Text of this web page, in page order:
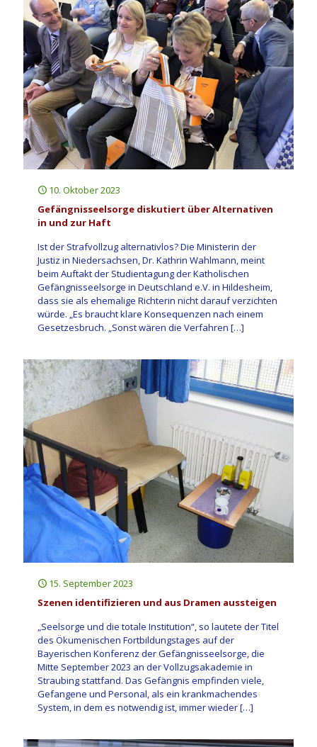
10. Oktober 2023
Gefängnisseelsorge diskutiert über Alternativen
in und zur Haft
Ist der Strafvollzug alternativlos? Die Ministerin der
Justiz in Niedersachsen, Dr. Kathrin Wahlmann, meint
beim Auftakt der Studientagung der Katholischen
Gefängnisseelsorge in Deutschland e.V. in Hildesheim,
dass sie als ehemalige Richterin nicht darauf verzichten
würde. „Es braucht klare Konsequenzen nach einem
Gesetzesbruch. „Sonst wären die Verfahren […]
15. September 2023
Szenen identifizieren und aus Dramen aussteigen
„Seelsorge und die totale Institution“, so lautete der Titel
des Ökumenischen Fortbildungstages auf der
Bayerischen Konferenz der Gefängnisseelsorge, die
Mitte September 2023 an der Vollzugsakademie in
Straubing stattfand. Das Gefängnis empfinden viele,
Gefangene und Personal, als ein krankmachendes
System, in dem es notwendig ist, immer wieder[…]